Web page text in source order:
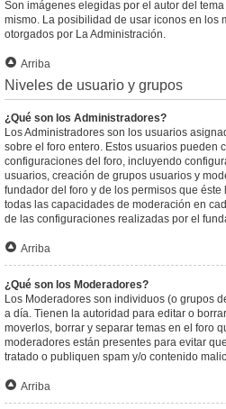
Son imágenes elegidas por el autor del
mismo. La posibilidad de usar iconos en los
otorgados por La Administración.
Arriba
Niveles de usuario y grupos
¿Qué son los Administradores?
Los Administradores son los usuarios
sobre el foro entero. Estos usuarios pueden
configuraciones del foro, incluyendo
usuarios, creación de grupos usuarios y
fundador del foro y de los permisos que
todas las capacidades de moderación en
de las configuraciones realizadas por el
Arriba
¿Qué son los Moderadores?
Los Moderadores son individuos (o grupos
a día. Tienen la autoridad para editar o
moverlos, borrar y separar temas en el foro
moderadores están presentes para evitar
tratado o publiquen spam y/o contenido
Arriba